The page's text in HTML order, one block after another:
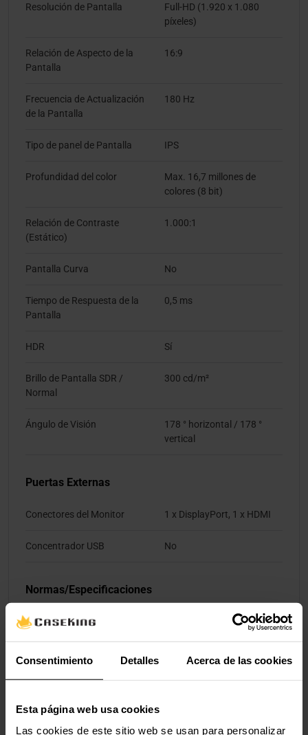
Consentimiento Detalles Acerca de las cookies
Esta página web usa cookies
Las cookies de este sitio web se usan para personalizar
Resolución de Pantalla
Full-HD (1.920 x 1.080
píxeles)
Relación de Aspecto de la
Pantalla
16:9
Frecuencia de Actualización
de la Pantalla
180 Hz
Tipo de panel de Pantalla IPS
Profundidad del color
Max. 16,7 millones de
colores (8 bit)
Relación de Contraste
(Estático)
1.000:1
Pantalla Curva No
Tiempo de Respuesta de la
Pantalla
0,5 ms
HDR Sí
Brillo de Pantalla SDR /
Normal
300 cd/m²
Ángulo de Visión
178 ° horizontal / 178 °
vertical
Puertas Externas
Conectores del Monitor 1 x DisplayPort, 1 x HDMI
Concentrador USB No
Normas/Especificaciones
Tecnología Adaptive Sync (G-
AMD Freesync, NVIDIA G-
Conectividad
Conector Peripheral